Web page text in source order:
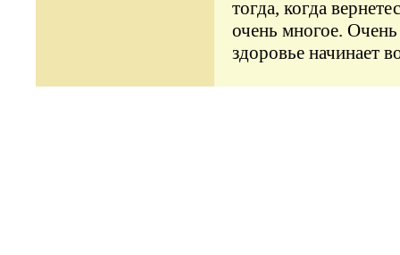
тогда, когда
очень многое.
здоровье начинает